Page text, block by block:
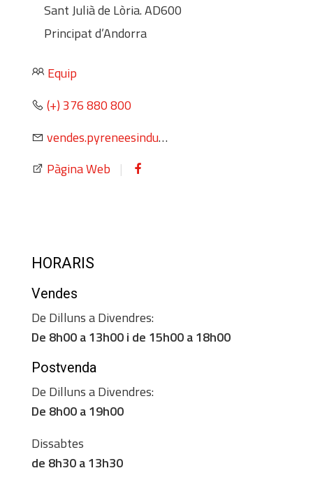
Sant Julià de Lòria. AD600
Principat d’Andorra
Equip
(+) 376 880 800
vendes.pyreneesindustrials@pyrenees.ad
Pàgina Web |
HORARIS
Vendes
De Dilluns a Divendres:
De 8h00 a 13h00 i de 15h00 a 18h00
Postvenda
De Dilluns a Divendres:
De 8h00 a 19h00
Dissabtes
de 8h30 a 13h30